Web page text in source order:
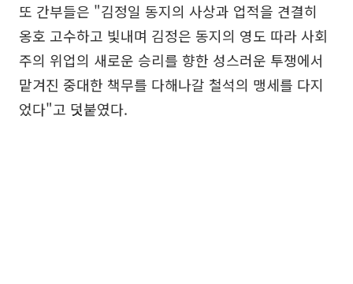
또 간부들은 "김정일 동지의 사상과 업적을 견결히
옹호 고수하고 빛내며 김정은 동지의 영도 따라 사회
주의 위업의 새로운 승리를 향한 성스러운 투쟁에서
맡겨진 중대한 책무를 다해나갈 철석의 맹세를 다지
었다"고 덧붙였다.